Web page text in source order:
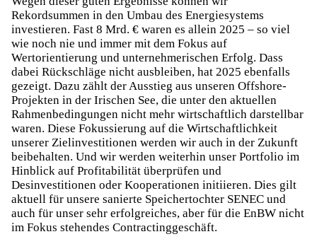
Rekordsummen in den Umbau des Energiesystems
investieren. Fast 8 Mrd. € waren es allein 2025 – so viel
wie noch nie und immer mit dem Fokus auf
Wertorientierung und unternehmerischen Erfolg. Dass
dabei Rückschläge nicht ausbleiben, hat 2025 ebenfalls
gezeigt. Dazu zählt der Ausstieg aus unseren Offshore-
Projekten in der Irischen See, die unter den aktuellen
Rahmenbedingungen nicht mehr wirtschaftlich darstellbar
waren. Diese Fokussierung auf die Wirtschaftlichkeit
unserer Zielinvestitionen werden wir auch in der Zukunft
beibehalten. Und wir werden weiterhin unser Portfolio im
Hinblick auf Profitabilität überprüfen und
Desinvestitionen oder Kooperationen initiieren. Dies gilt
aktuell für unsere sanierte Speichertochter SENEC und
auch für unser sehr erfolgreiches, aber für die EnBW nicht
im Fokus stehendes Contractinggeschäft.